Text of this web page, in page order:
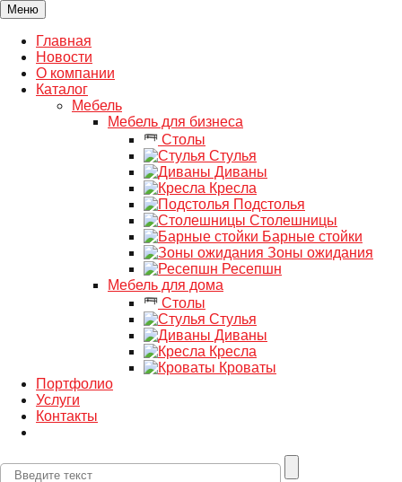
Меню
Главная
Новости
О компании
Каталог
Мебель
Мебель для бизнеса
Столы
Стулья
Диваны
Кресла
Подстолья
Столешницы
Барные стойки
Зоны ожидания
Ресепшн
Мебель для дома
Столы
Стулья
Диваны
Кресла
Кроваты
Портфолио
Услуги
Контакты